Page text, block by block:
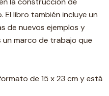
libro también incluye un
de nuevos ejemplos y
un marco de trabajo que
de 15 x 23 cm y está